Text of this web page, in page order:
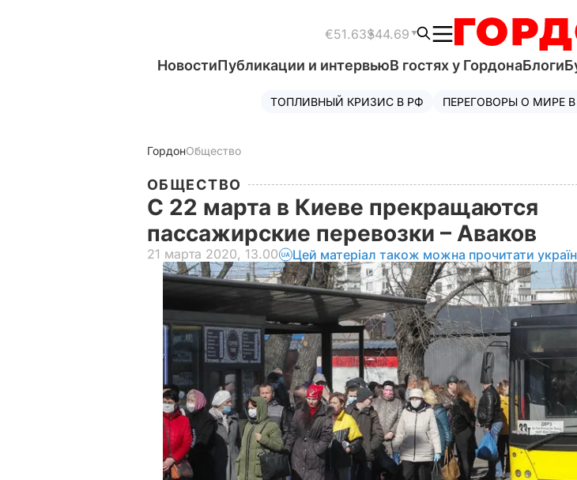
€51.63$44.69
НовостиПубликации и интервьюВ гостях у ГордонаБлоги
ТОПЛИВНЫЙ КРИЗИС В РФ ПЕРЕГОВОРЫ О МИРЕ
ГордонОбщество
ОБЩЕСТВО
С 22 марта в Киеве прекращаются
пассажирские перевозки – Аваков
21 марта 2020, 13.00 Цей матеріал також можна прочитати